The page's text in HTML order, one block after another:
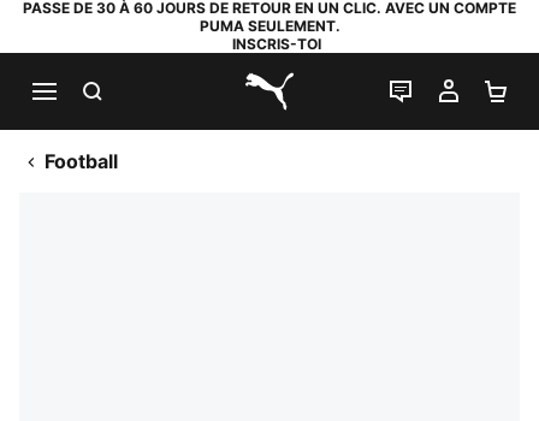
PASSE DE 30 À 60 JOURS DE RETOUR EN UN CLIC. AVEC UN COMPTE
PUMA SEULEMENT.
INSCRIS-TOI
PUMA.com
LIVE CHAT
MON
Football